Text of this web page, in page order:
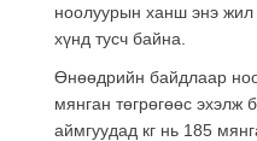
ноолуурын ханш энэ
хүнд тусч байна.
Өнөөдрийн байдлаар
мянган төгрөгөөс эхэлж
аймгуудад кг нь 185